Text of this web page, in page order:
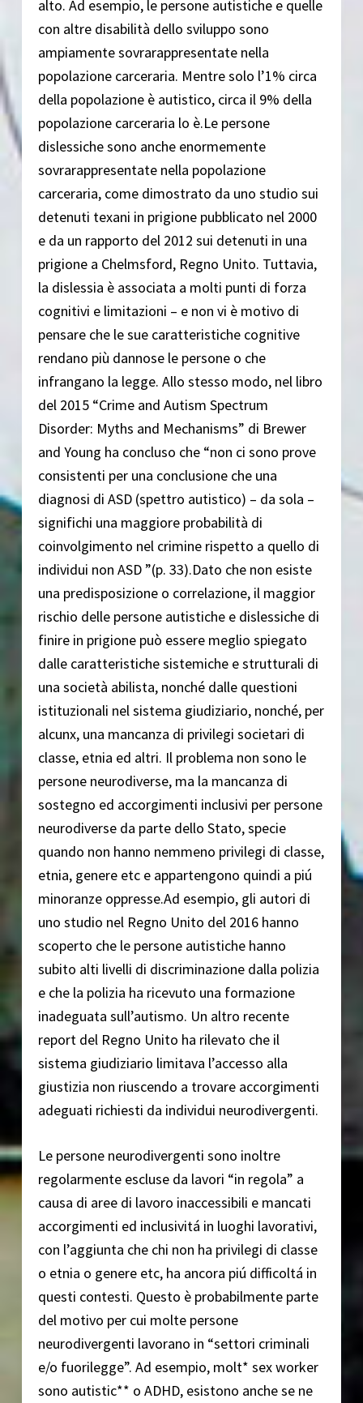
alto. Ad esempio, le persone autistiche e quelle
con altre disabilità dello sviluppo sono
ampiamente sovrarappresentate nella
popolazione carceraria. Mentre solo l’1% circa
della popolazione è autistico, circa il 9% della
popolazione carceraria lo è.Le persone
dislessiche sono anche enormemente
sovrarappresentate nella popolazione
carceraria, come dimostrato da uno studio sui
detenuti texani in prigione pubblicato nel 2000
e da un rapporto del 2012 sui detenuti in una
prigione a Chelmsford, Regno Unito. Tuttavia,
la dislessia è associata a molti punti di forza
cognitivi e limitazioni – e non vi è motivo di
pensare che le sue caratteristiche cognitive
rendano più dannose le persone o che
infrangano la legge. Allo stesso modo, nel libro
del 2015 “Crime and Autism Spectrum
Disorder: Myths and Mechanisms” di Brewer
and Young ha concluso che “non ci sono prove
consistenti per una conclusione che una
diagnosi di ASD (spettro autistico) – da sola –
significhi una maggiore probabilità di
coinvolgimento nel crimine rispetto a quello di
individui non ASD ”(p. 33).Dato che non esiste
una predisposizione o correlazione, il maggior
rischio delle persone autistiche e dislessiche di
finire in prigione può essere meglio spiegato
dalle caratteristiche sistemiche e strutturali di
una società abilista, nonché dalle questioni
istituzionali nel sistema giudiziario, nonché, per
alcunx, una mancanza di privilegi societari di
classe, etnia ed altri. Il problema non sono le
persone neurodiverse, ma la mancanza di
sostegno ed accorgimenti inclusivi per persone
neurodiverse da parte dello Stato, specie
quando non hanno nemmeno privilegi di classe,
etnia, genere etc e appartengono quindi a piú
minoranze oppresse.Ad esempio, gli autori di
uno studio nel Regno Unito del 2016 hanno
scoperto che le persone autistiche hanno
subito alti livelli di discriminazione dalla polizia
e che la polizia ha ricevuto una formazione
inadeguata sull’autismo. Un altro recente
report del Regno Unito ha rilevato che il
sistema giudiziario limitava l’accesso alla
giustizia non riuscendo a trovare accorgimenti
adeguati richiesti da individui neurodivergenti.
Le persone neurodivergenti sono inoltre
regolarmente escluse da lavori “in regola” a
causa di aree di lavoro inaccessibili e mancati
accorgimenti ed inclusivitá in luoghi lavorativi,
con l’aggiunta che chi non ha privilegi di classe
o etnia o genere etc, ha ancora piú difficoltá in
questi contesti. Questo è probabilmente parte
del motivo per cui molte persone
neurodivergenti lavorano in “settori criminali
e/o fuorilegge”. Ad esempio, molt* sex worker
sono autistic** o ADHD, esistono anche se ne